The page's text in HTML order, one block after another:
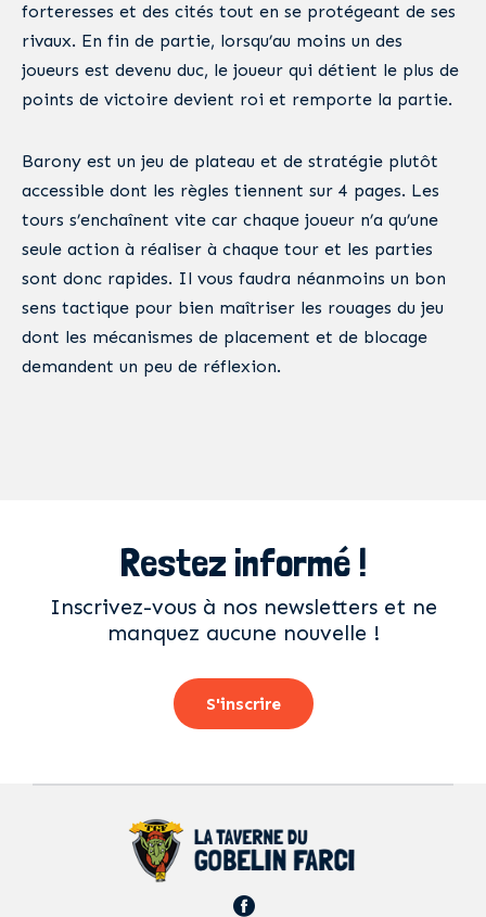
forteresses et des cités tout en se protégeant de ses
rivaux. En fin de partie, lorsqu’au moins un des
joueurs est devenu duc, le joueur qui détient le plus de
points de victoire devient roi et remporte la partie.
Barony est un jeu de plateau et de stratégie plutôt
accessible dont les règles tiennent sur 4 pages. Les
tours s’enchaînent vite car chaque joueur n’a qu’une
seule action à réaliser à chaque tour et les parties
sont donc rapides. Il vous faudra néanmoins un bon
sens tactique pour bien maîtriser les rouages du jeu
dont les mécanismes de placement et de blocage
demandent un peu de réflexion.
Restez informé !
Inscrivez-vous à nos newsletters et ne
manquez aucune nouvelle !
S'inscrire